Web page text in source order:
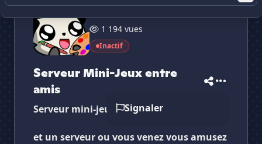
1 194 vues
Inactif
Serveur Mini-Jeux entre
amis
Signaler
Serveur mini-jeux entre amis
et un serveur ou vous venez vous amusez
Vote pourServeur Mini-Jeux...
Serveur Mini-Je...
serveur ?
Supprimer
Serveur Mini-Jeux...